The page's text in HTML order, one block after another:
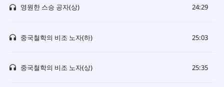
영원한 스승 공자(상) 24:29
중국철학의 비조 노자(하) 25:03
중국철학의 비조 노자(상) 25:35